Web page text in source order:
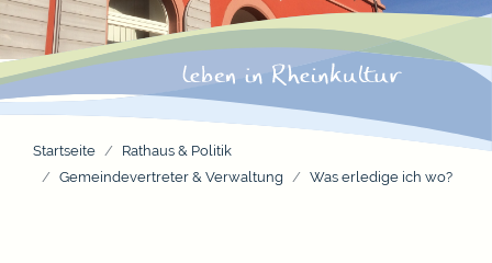
Startseite
Rathaus & Politik
Gemeindevertreter & Verwaltung
Was erledige ich wo?